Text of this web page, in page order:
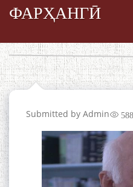
ФАРҲАНГӢ
Submitted by Admin